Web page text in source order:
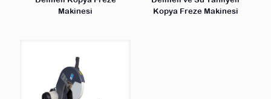
Makinesi
Kopya Freze Makinesi